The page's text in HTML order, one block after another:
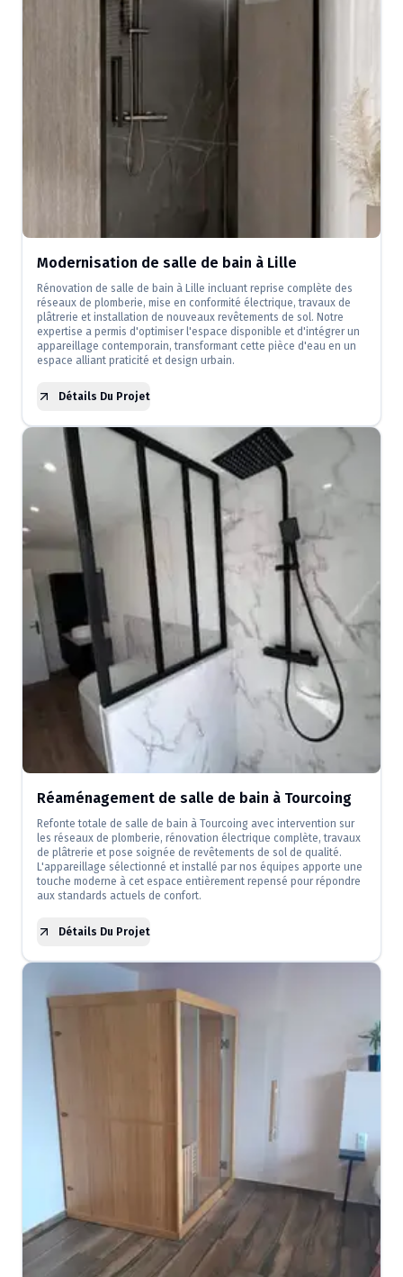
Modernisation de salle de bain à Lille
Rénovation de salle de bain à Lille incluant reprise complète des
réseaux de plomberie, mise en conformité électrique, travaux de
plâtrerie et installation de nouveaux revêtements de sol. Notre
expertise a permis d'optimiser l'espace disponible et d'intégrer un
appareillage contemporain, transformant cette pièce d'eau en un
espace alliant praticité et design urbain.
Détails Du Projet
Réaménagement de salle de bain à Tourcoing
Refonte totale de salle de bain à Tourcoing avec intervention sur
les réseaux de plomberie, rénovation électrique complète, travaux
de plâtrerie et pose soignée de revêtements de sol de qualité.
L'appareillage sélectionné et installé par nos équipes apporte une
touche moderne à cet espace entièrement repensé pour répondre
aux standards actuels de confort.
Détails Du Projet